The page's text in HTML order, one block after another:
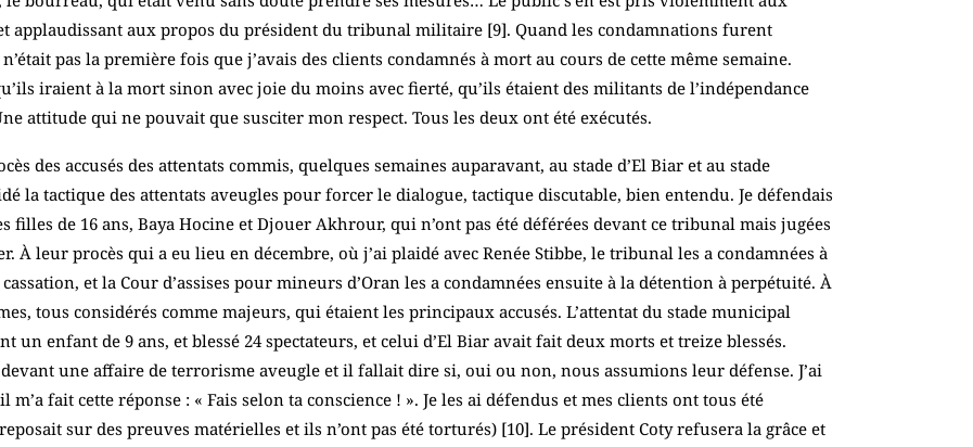
applaudissant aux propos du président du tribunal militaire [9]. Quand les condamnations furent
pas la première fois que j’avais des clients condamnés à mort au cours de cette même semaine.
iraient à la mort sinon avec joie du moins avec fierté, qu’ils étaient des militants de l’indépendance
attitude qui ne pouvait que susciter mon respect. Tous les deux ont été exécutés.
des accusés des attentats commis, quelques semaines auparavant, au stade d’El Biar et au stade
la tactique des attentats aveugles pour forcer le dialogue, tactique discutable, bien entendu. Je défendais
de 16 ans, Baya Hocine et Djouer Akhrour, qui n’ont pas été déférées devant ce tribunal mais jugées
À leur procès qui a eu lieu en décembre, où j’ai plaidé avec Renée Stibbe, le tribunal les a condamnées à
et la Cour d’assises pour mineurs d’Oran les a condamnées ensuite à la détention à perpétuité. À
tous considérés comme majeurs, qui étaient les principaux accusés. L’attentat du stade municipal
un enfant de 9 ans, et blessé 24 spectateurs, et celui d’El Biar avait fait deux morts et treize blessés.
une affaire de terrorisme aveugle et il fallait dire si, oui ou non, nous assumions leur défense. J’ai
fait cette réponse : « Fais selon ta conscience ! ». Je les ai défendus et mes clients ont tous été
sur des preuves matérielles et ils n’ont pas été torturés) [10]. Le président Coty refusera la grâce et